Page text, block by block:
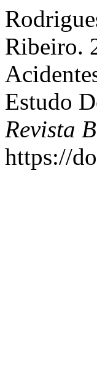
Ribeiro.
Estudo
Revista
https://